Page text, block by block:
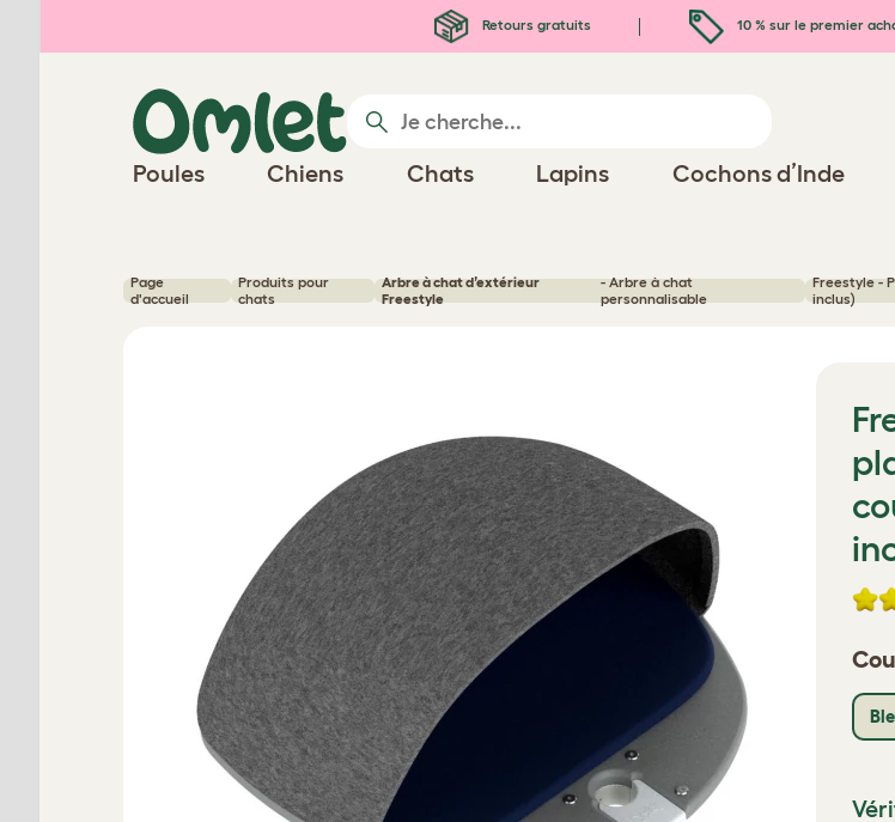
Retours gratuits 10 % sur le premier
Poules Chiens Chats Lapins Cochons d’Inde
Page
d'accueil
Produits pour
chats
Arbre à chat d’extérieur
Freestyle
- Arbre à chat
personnalisable
Freestyle -
inclus)